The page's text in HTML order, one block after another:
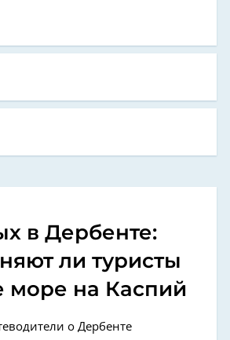
в Дербенте:
ли туристы
море на Каспий
о Дербенте